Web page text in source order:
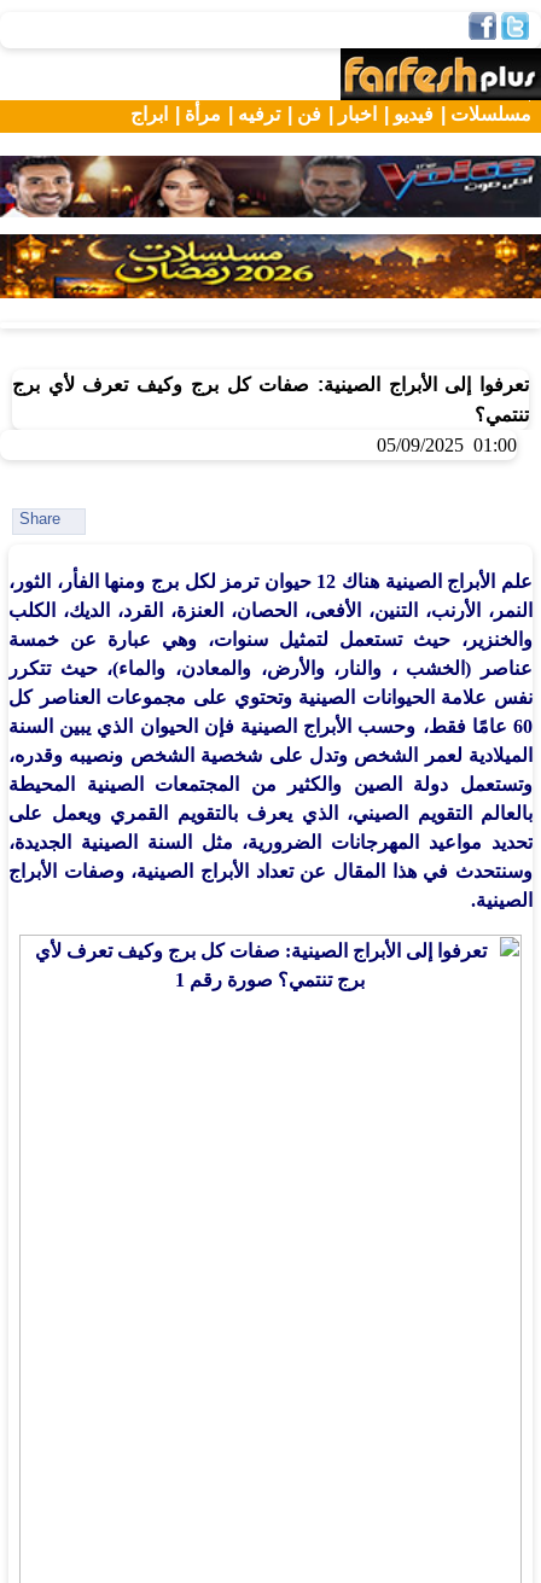
مسلسلات | فيديو | اخبار | فن | ترفيه | مرأة | ابراج
تعرفوا إلى الأبراج الصينية: صفات كل برج وكيف تعرف لأي برج
تنتمي؟
01:00 05/09/2025
Share
علم الأبراج الصينية هناك 12 حيوان ترمز لكل برج ومنها الفأر، الثور،
النمر، الأرنب، التنين، الأفعى، الحصان، العنزة، القرد، الديك، الكلب
والخنزير، حيث تستعمل لتمثيل سنوات، وهي عبارة عن خمسة
عناصر (الخشب ، والنار، والأرض، والمعادن، والماء)، حيث تتكرر
نفس علامة الحيوانات الصينية وتحتوي على مجموعات العناصر كل
60 عامًا فقط، وحسب الأبراج الصينية فإن الحيوان الذي يبين السنة
الميلادية لعمر الشخص وتدل على شخصية الشخص ونصيبه وقدره،
وتستعمل دولة الصين والكثير من المجتمعات الصينية المحيطة
بالعالم التقويم الصيني، الذي يعرف بالتقويم القمري ويعمل على
تحديد مواعيد المهرجانات الضرورية، مثل السنة الصينية الجديدة،
وسنتحدث في هذا المقال عن تعداد الأبراج الصينية، وصفات الأبراج
الصينية.